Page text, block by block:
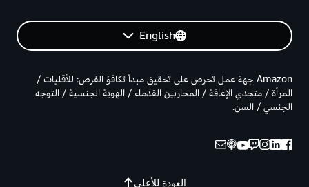
English
العودة للأعلى
Amazon جهة عمل تحرص على تحقيق مبدأ تكافؤ الفرص: للأقليات /
المرأة / متحدي الإعاقة / المحاربين القدماء / الهوية الجنسية / التوجه
الجنسي / السن.